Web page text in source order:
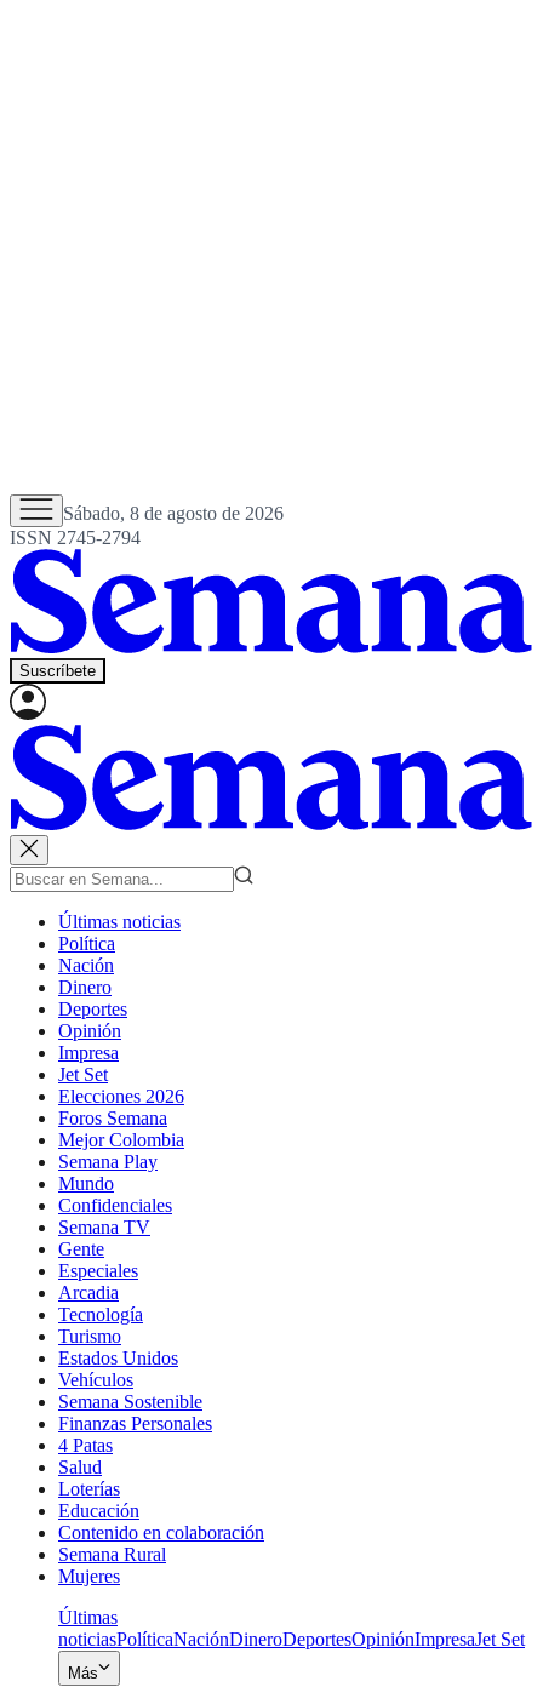
Sábado, 8 de agosto de 2026
ISSN 2745-2794
Suscríbete
Últimas noticias
Política
Nación
Dinero
Deportes
Opinión
Impresa
Jet Set
Elecciones 2026
Foros Semana
Mejor Colombia
Semana Play
Mundo
Confidenciales
Semana TV
Gente
Especiales
Arcadia
Tecnología
Turismo
Estados Unidos
Vehículos
Semana Sostenible
Finanzas Personales
4 Patas
Salud
Loterías
Educación
Contenido en colaboración
Semana Rural
Mujeres
Últimas
noticiasPolíticaNaciónDineroDeportesOpiniónImpresaJet Set
Más